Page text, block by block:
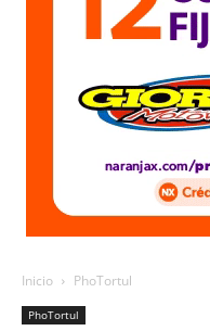
Inicio PhoTortul
PhoTortul